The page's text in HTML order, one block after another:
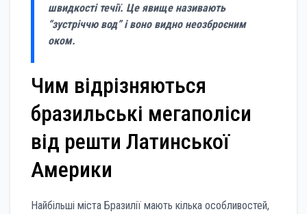
швидкості течії. Це явище називають
“зустріччю вод” і воно видно неозброєним
оком.
Чим відрізняються
бразильські мегаполіси
від решти Латинської
Америки
Найбільші міста Бразилії мають кілька особливостей,